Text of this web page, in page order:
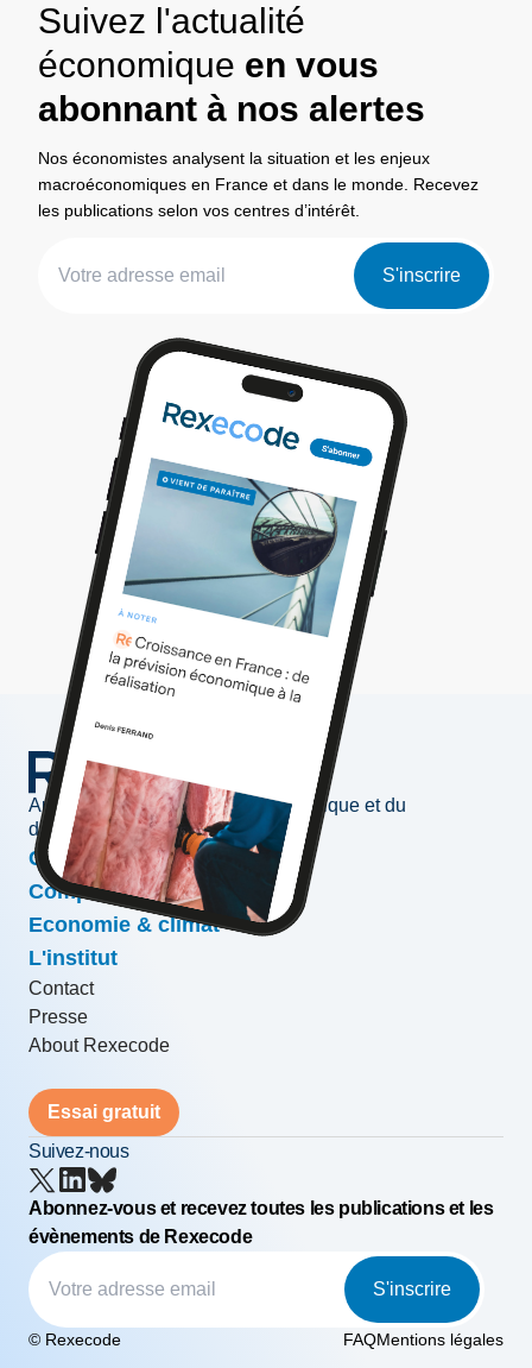
Suivez l'actualité
économique en vous
abonnant à nos alertes
Nos économistes analysent la situation et les enjeux
macroéconomiques en France et dans le monde. Recevez
les publications selon vos centres d’intérêt.
S'inscrire
Au service de l'information économique et du
développement des entreprises
Conjoncture & prévisions
Compétitivité & croissance
Economie & climat
L'institut
Contact
Presse
About Rexecode
Essai gratuit
Suivez-nous
Abonnez-vous et recevez toutes les publications et les
évènements de Rexecode
S'inscrire
© Rexecode FAQMentions légales